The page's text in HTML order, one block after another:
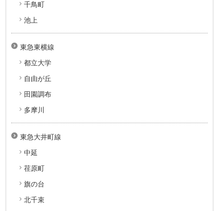
千鳥町
池上
東急東横線
都立大学
自由が丘
田園調布
多摩川
東急大井町線
中延
荏原町
旗の台
北千束